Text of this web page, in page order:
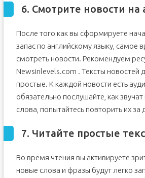
6. Смотрите новости на
После того как вы сформируете
запас по английскому языку, самое
смотреть новости. Рекомендуем
Newsinlevels.com . Тексты новостей
простые. К каждой новости есть
обязательно послушайте, как
слова, попытайтесь повторить их за
7. Читайте простые
Во время чтения вы активируете
новые слова и фразы будут легко